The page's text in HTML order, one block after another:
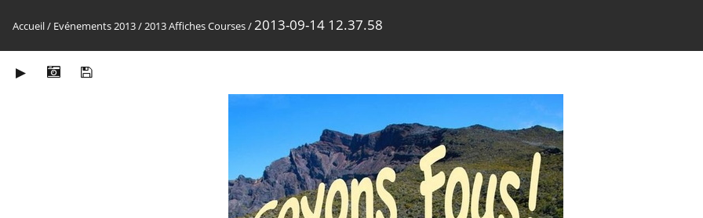
Accueil/ Evénements 2013/2013 Affiches Courses/2013-09-14 12.37.58